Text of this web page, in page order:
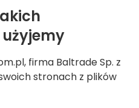
firma Baltrade Sp. z
stronach z plików